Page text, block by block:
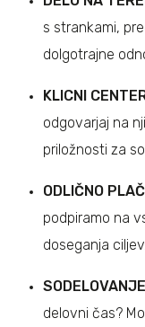
s strankami,
dolgotrajne
KLICNI
odgovarjaj na
priložnosti za
ODLIČNO
podpiramo na
doseganja ciljev.
delovni čas?